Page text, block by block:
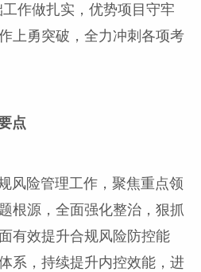
作做扎实，优势项目守牢
上勇突破，全力冲刺各项考
点
险管理工作，聚焦重点领
根源，全面强化整治，狠抓
有效提升合规风险防控能
系，持续提升内控效能，进